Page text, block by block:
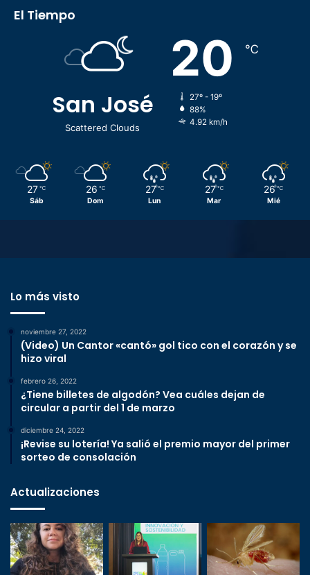
El Tiempo
San José
Scattered Clouds
20 ℃
27º - 19º
88%
4.92 km/h
27 ℃
Sáb
26 ℃
Dom
27 ℃
Lun
27 ℃
Mar
26 ℃
Mié
Lo más visto
noviembre 27, 2022
(Video) Un Cantor «cantó» gol tico con el corazón y se
hizo viral
febrero 26, 2022
¿Tiene billetes de algodón? Vea cuáles dejan de
circular a partir del 1 de marzo
diciembre 24, 2022
¡Revise su lotería! Ya salió el premio mayor del primer
sorteo de consolación
Actualizaciones